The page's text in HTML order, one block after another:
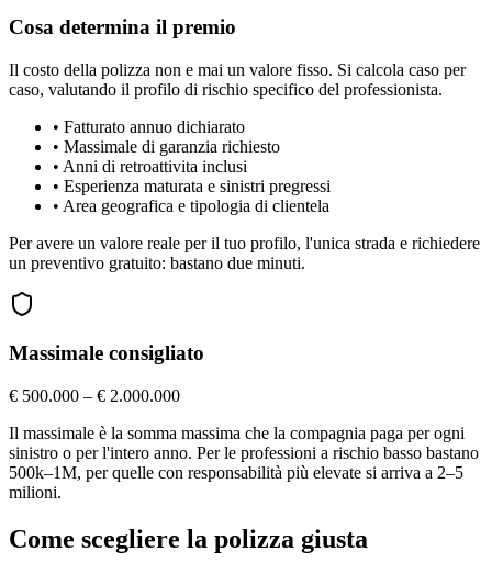
Cosa determina il premio
Il costo della polizza non e mai un valore fisso. Si calcola caso per
caso, valutando il profilo di rischio specifico del professionista.
• Fatturato annuo dichiarato
• Massimale di garanzia richiesto
• Anni di retroattivita inclusi
• Esperienza maturata e sinistri pregressi
• Area geografica e tipologia di clientela
Per avere un valore reale per il tuo profilo, l'unica strada e richiedere
un preventivo gratuito: bastano due minuti.
Massimale consigliato
€ 500.000 – € 2.000.000
Il massimale è la somma massima che la compagnia paga per ogni
sinistro o per l'intero anno. Per le professioni a rischio basso bastano
500k–1M, per quelle con responsabilità più elevate si arriva a 2–5
milioni.
Come scegliere la polizza giusta